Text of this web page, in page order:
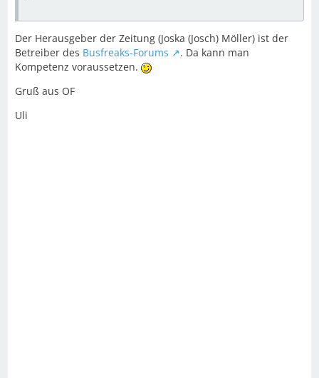
Der Herausgeber der Zeitung (Joska (Josch) Möller) ist der
Betreiber des Busfreaks-Forums
. Da kann man
Kompetenz voraussetzen.
Gruß aus OF
Uli